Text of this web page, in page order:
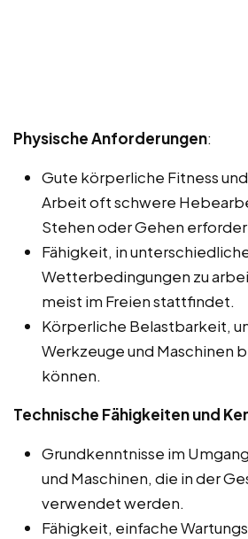
Physische Anforderungen:
Gute körperliche Fitness
Arbeit oft schwere
Stehen oder Gehen
Fähigkeit, in
Wetterbedingungen zu
meist im Freien stattfindet.
Körperliche Belastbarkeit,
Werkzeuge und Maschinen
können.
Technische Fähigkeiten und
Grundkenntnisse im
und Maschinen, die in der
verwendet werden.
Fähigkeit, einfache